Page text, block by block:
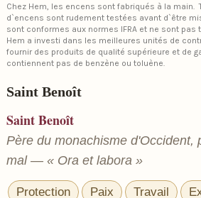
Chez Hem, les encens sont fabriqués à la main.
d`encens sont rudement testées avant d`être
sont conformes aux normes IFRA et ne sont pas
Hem a investi dans les meilleures unités de
fournir des produits de qualité supérieure et de
contiennent pas de benzène ou toluène.
Saint Benoît
Saint Benoît
Père du monachisme d'Occident,
mal — « Ora et labora »
Protection Paix Travail